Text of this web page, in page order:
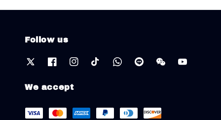
Follow us
We accept